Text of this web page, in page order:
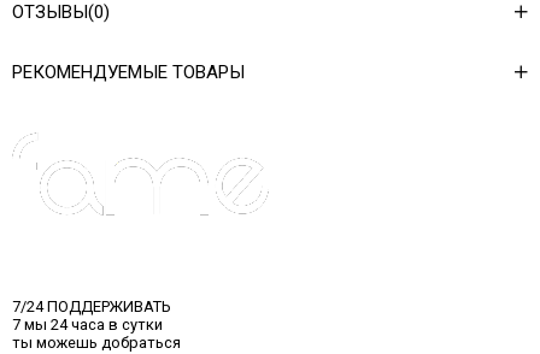
ОТЗЫВЫ(0)
РЕКОМЕНДУЕМЫЕ ТОВАРЫ
7/24 ПОДДЕРЖИВАТЬ
7 мы 24 часа в сутки
ты можешь добраться